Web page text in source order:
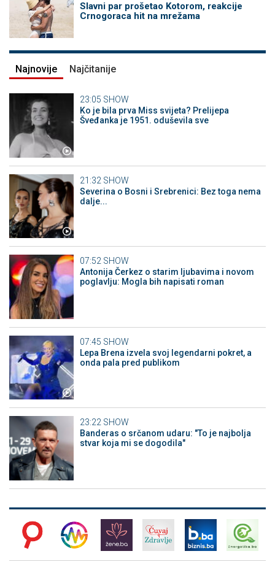
Slavni par prošetao Kotorom, reakcije
Crnogoraca hit na mrežama
Najnovije Najčitanije
23:05 SHOW
Ko je bila prva Miss svijeta? Prelijepa
Šveđanka je 1951. oduševila sve
21:32 SHOW
Severina o Bosni i Srebrenici: Bez toga nema
dalje...
07:52 SHOW
Antonija Čerkez o starim ljubavima i novom
poglavlju: Mogla bih napisati roman
07:45 SHOW
Lepa Brena izvela svoj legendarni pokret, a
onda pala pred publikom
23:22 SHOW
Banderas o srčanom udaru: "To je najbolja
stvar koja mi se dogodila"